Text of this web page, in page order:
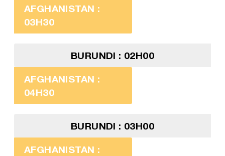
AFGHANISTAN :
03H30
BURUNDI : 02H00
AFGHANISTAN :
04H30
BURUNDI : 03H00
AFGHANISTAN :